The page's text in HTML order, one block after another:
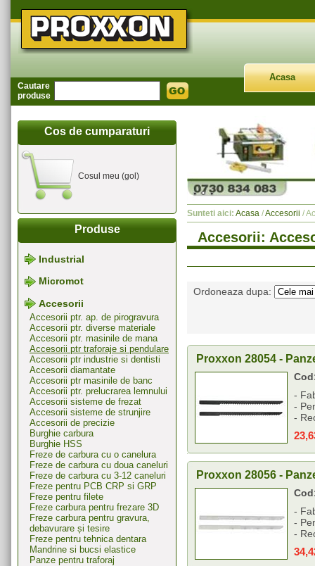
Cautare
produse
Acasa
Cos de cumparaturi
Cosul meu (gol)
Produse
Industrial
Micromot
Accesorii
Accesorii ptr. ap. de pirogravura
Accesorii ptr. diverse materiale
Accesorii ptr. masinile de mana
Accesorii ptr traforaje si pendulare
Accesorii ptr industrie si dentisti
Accesorii diamantate
Accesorii ptr masinile de banc
Accesorii ptr. prelucrarea lemnului
Accesorii sisteme de frezat
Accesorii sisteme de strunjire
Accesorii de precizie
Burghie carbura
Burghie HSS
Freze de carbura cu o canelura
Freze de carbura cu doua caneluri
Freze de carbura cu 3-12 caneluri
Freze pentru PCB CRP si GRP
Freze pentru filete
Freze carbura pentru frezare 3D
Freze carbura pentru gravura,
debavurare și tesire
Freze pentru tehnica dentara
Mandrine si bucsi elastice
Panze pentru traforaj
Sunteti aici: Acasa /Accesorii /
Accesorii:
Ordoneaza dupa:
Proxxon 28054 -
-
-
-
Proxxon 28056 -
-
-
-